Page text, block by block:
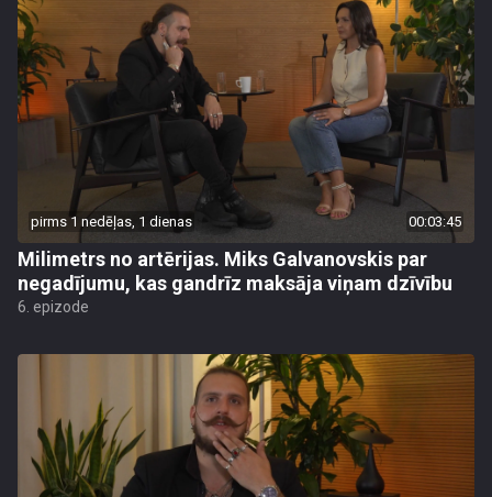
pirms 1 nedēļas, 1 dienas 00:03:45
Milimetrs no artērijas. Miks Galvanovskis par
negadījumu, kas gandrīz maksāja viņam dzīvību
6. epizode